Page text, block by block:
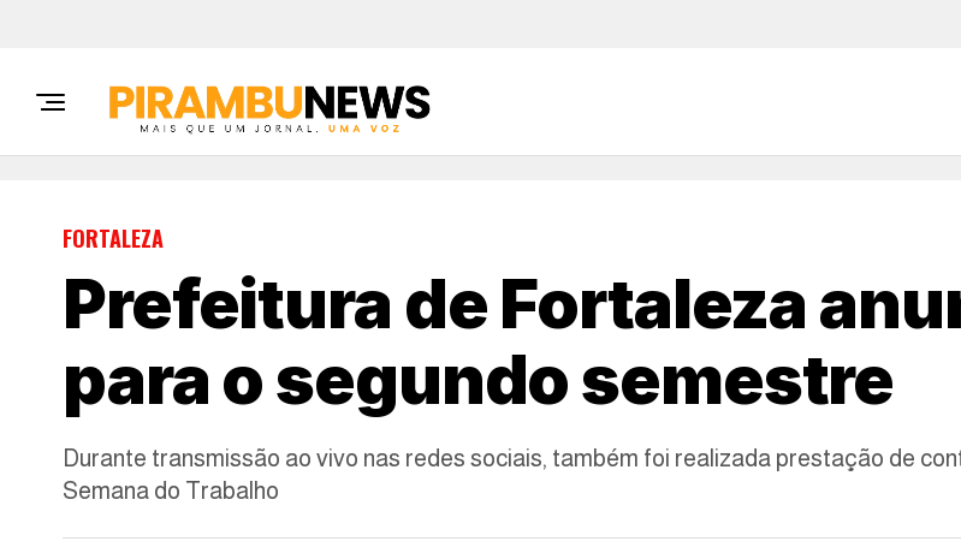
FORTALEZA
Prefeitura de Fortaleza
para o segundo semestre
Durante transmissão ao vivo nas redes sociais, também foi realizada prestação de
Semana do Trabalho